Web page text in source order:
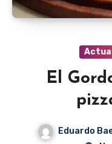
El
Eduardo